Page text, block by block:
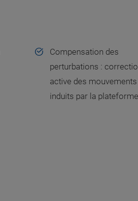
Compensation des
perturbations :
active des mouvements
induits par la plateforme